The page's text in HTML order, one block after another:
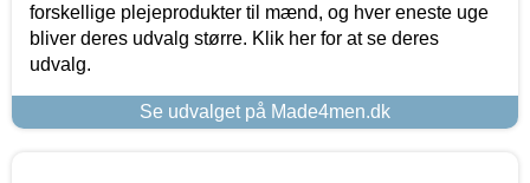
forskellige plejeprodukter til mænd, og hver eneste uge
bliver deres udvalg større. Klik her for at se deres
udvalg.
Se udvalget på Made4men.dk